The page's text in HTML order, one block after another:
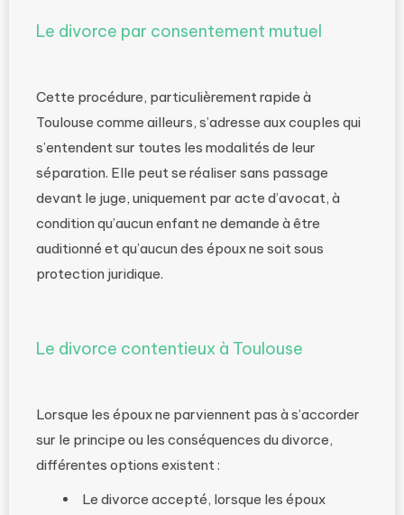
Le divorce par consentement mutuel
Cette procédure, particulièrement rapide à
Toulouse comme ailleurs, s’adresse aux couples qui
s’entendent sur toutes les modalités de leur
séparation. Elle peut se réaliser sans passage
devant le juge, uniquement par acte d’avocat, à
condition qu’aucun enfant ne demande à être
auditionné et qu’aucun des époux ne soit sous
protection juridique.
Le divorce contentieux à Toulouse
Lorsque les époux ne parviennent pas à s’accorder
sur le principe ou les conséquences du divorce,
différentes options existent :
Le divorce accepté, lorsque les époux